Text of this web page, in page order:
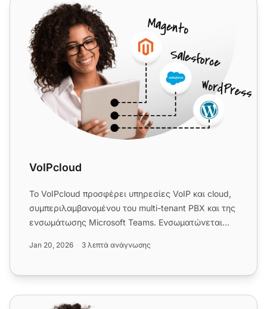
VoIPcloud
Το VoIPcloud προσφέρει υπηρεσίες VoIP και cloud,
συμπεριλαμβανομένου του multi-tenant PBX και της
ενσωμάτωσης Microsoft Teams. Ενσωματώνεται
Jan 20, 2026 3 λεπτά ανάγνωσης
Tel2